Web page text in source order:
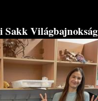
Sakk Világbajnokság